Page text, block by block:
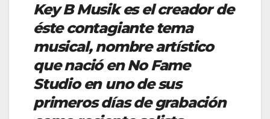
Key B Musik es el creador de
éste contagiante tema
musical, nombre artístico
que nació en No Fame
Studio en uno de sus
primeros días de grabación